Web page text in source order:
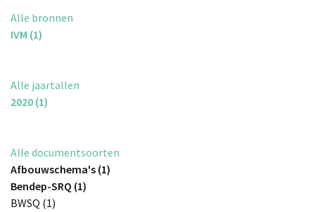
Alle bronnen
IVM (1)
Alle jaartallen
2020 (1)
Alle documentsoorten
Afbouwschema's (1)
Bendep-SRQ (1)
BWSQ (1)